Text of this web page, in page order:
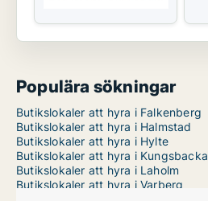
Populära sökningar
Butikslokaler att hyra i Falkenberg
Butikslokaler att hyra i Halmstad
Butikslokaler att hyra i Hylte
Butikslokaler att hyra i Kungsbacka
Butikslokaler att hyra i Laholm
Butikslokaler att hyra i Varberg